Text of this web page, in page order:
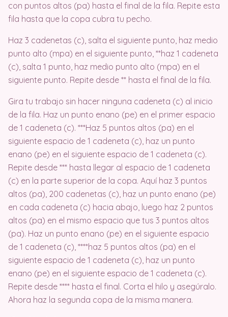
con puntos altos (pa) hasta el final de la fila. Repite esta
fila hasta que la copa cubra tu pecho.
Haz 3 cadenetas (c), salta el siguiente punto, haz medio
punto alto (mpa) en el siguiente punto, **haz 1 cadeneta
(c), salta 1 punto, haz medio punto alto (mpa) en el
siguiente punto. Repite desde ** hasta el final de la fila.
Gira tu trabajo sin hacer ninguna cadeneta (c) al inicio
de la fila. Haz un punto enano (pe) en el primer espacio
de 1 cadeneta (c). ***Haz 5 puntos altos (pa) en el
siguiente espacio de 1 cadeneta (c), haz un punto
enano (pe) en el siguiente espacio de 1 cadeneta (c).
Repite desde *** hasta llegar al espacio de 1 cadeneta
(c) en la parte superior de la copa. Aquí haz 3 puntos
altos (pa), 200 cadenetas (c), haz un punto enano (pe)
en cada cadeneta (c) hacia abajo, luego haz 2 puntos
altos (pa) en el mismo espacio que tus 3 puntos altos
(pa). Haz un punto enano (pe) en el siguiente espacio
de 1 cadeneta (c), ****haz 5 puntos altos (pa) en el
siguiente espacio de 1 cadeneta (c), haz un punto
enano (pe) en el siguiente espacio de 1 cadeneta (c).
Repite desde **** hasta el final. Corta el hilo y asegúralo.
Ahora haz la segunda copa de la misma manera.